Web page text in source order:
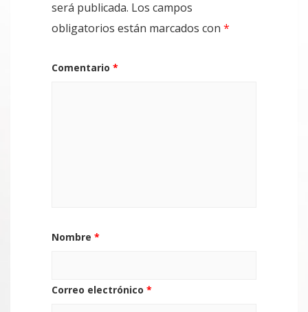
será publicada. Los campos
obligatorios están marcados con *
Comentario *
Nombre *
Correo electrónico *